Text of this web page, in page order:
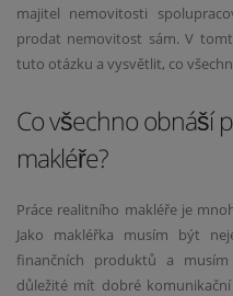
majitel nemovitosti
prodat nemovitost sám. V
tuto otázku a vysvětlit, co
Co všechno obnáší
makléře?
Práce realitního makléře je
Jako makléřka musím být
finančních produktů a
důležité mít dobré